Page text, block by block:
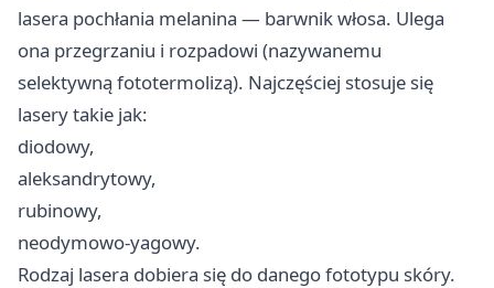
lasera pochłania melanina — barwnik włosa. Ulega
ona przegrzaniu i rozpadowi (nazywanemu
selektywną fototermolizą). Najczęściej stosuje się
lasery takie jak:
diodowy,
aleksandrytowy,
rubinowy,
neodymowo-yagowy.
Rodzaj lasera dobiera się do danego fototypu skóry.